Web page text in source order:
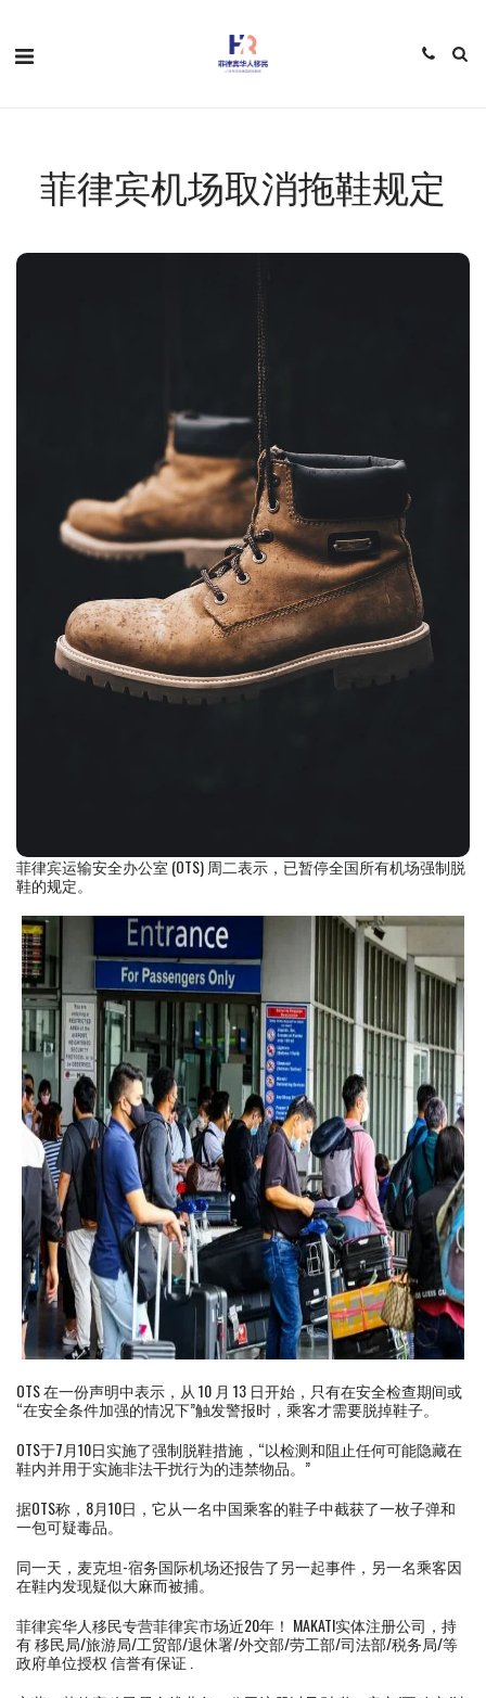
菲律宾机场取消拖鞋规定
菲律宾运输安全办公室 (OTS) 周二表示，已暂停全国所有机场强制脱
鞋的规定。
OTS 在一份声明中表示，从 10 月 13 日开始，只有在安全检查期间或
“在安全条件加强的情况下”触发警报时，乘客才需要脱掉鞋子。
OTS于7月10日实施了强制脱鞋措施，“以检测和阻止任何可能隐藏在
鞋内并用于实施非法干扰行为的违禁物品。”
据OTS称，8月10日，它从一名中国乘客的鞋子中截获了一枚子弹和
一包可疑毒品。
同一天，麦克坦-宿务国际机场还报告了另一起事件，另一名乘客因
在鞋内发现疑似大麻而被捕。
菲律宾华人移民专营菲律宾市场近20年！ MAKATI实体注册公司，持
有 移民局/旅游局/工贸部/退休署/外交部/劳工部/司法部/税务局/等
政府单位授权 信誉有保证 .